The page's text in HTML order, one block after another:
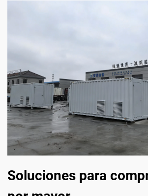
Soluciones para